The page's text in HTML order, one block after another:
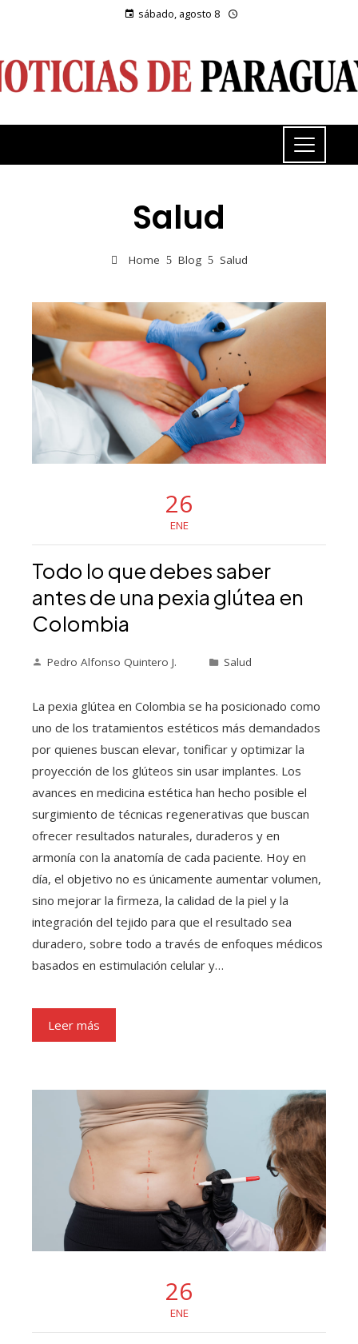
sábado, agosto 8
Salud
Home Blog Salud
26
ENE
Todo lo que debes saber
antes de una pexia glútea en
Colombia
Pedro Alfonso Quintero J. Salud
La pexia glútea en Colombia se ha posicionado como
uno de los tratamientos estéticos más demandados
por quienes buscan elevar, tonificar y optimizar la
proyección de los glúteos sin usar implantes. Los
avances en medicina estética han hecho posible el
surgimiento de técnicas regenerativas que buscan
ofrecer resultados naturales, duraderos y en
armonía con la anatomía de cada paciente. Hoy en
día, el objetivo no es únicamente aumentar volumen,
sino mejorar la firmeza, la calidad de la piel y la
integración del tejido para que el resultado sea
duradero, sobre todo a través de enfoques médicos
basados en estimulación celular y…
Leer más
26
ENE